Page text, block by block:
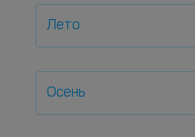
Лето
Осень